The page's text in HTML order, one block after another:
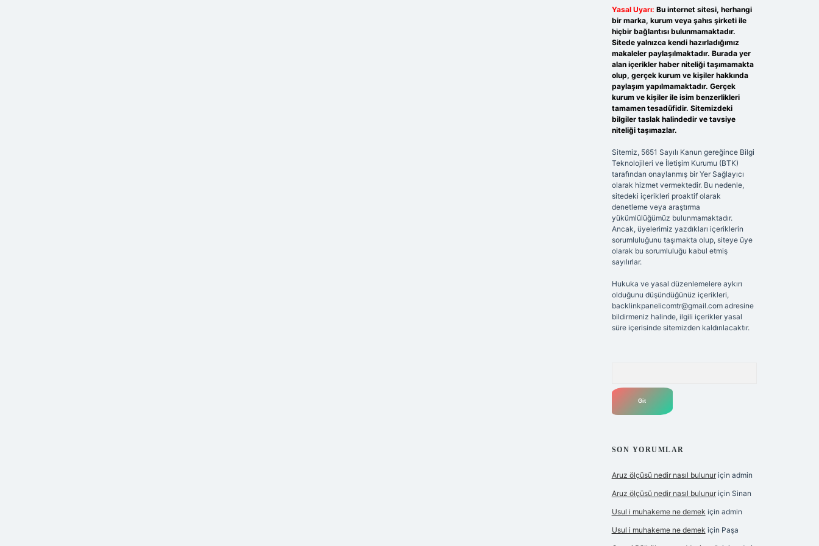
Yasal Uyarı: Bu internet sitesi, herhangi
bir marka, kurum veya şahıs şirketi ile
hiçbir bağlantısı bulunmamaktadır.
Sitede yalnızca kendi hazırladığımız
makaleler paylaşılmaktadır. Burada yer
alan içerikler haber niteliği taşımamakta
olup, gerçek kurum ve kişiler hakkında
paylaşım yapılmamaktadır. Gerçek
kurum ve kişiler ile isim benzerlikleri
tamamen tesadüfidir. Sitemizdeki
bilgiler taslak halindedir ve tavsiye
niteliği taşımazlar.
Sitemiz, 5651 Sayılı Kanun gereğince Bilgi
Teknolojileri ve İletişim Kurumu (BTK)
tarafından onaylanmış bir Yer Sağlayıcı
olarak hizmet vermektedir. Bu nedenle,
sitedeki içerikleri proaktif olarak
denetleme veya araştırma
yükümlülüğümüz bulunmamaktadır.
Ancak, üyelerimiz yazdıkları içeriklerin
sorumluluğunu taşımakta olup, siteye üye
olarak bu sorumluluğu kabul etmiş
sayılırlar.
Hukuka ve yasal düzenlemelere aykırı
olduğunu düşündüğünüz içerikleri,
backlinkpanelicomtr@gmail.comadresine
bildirmeniz halinde, ilgili içerikler yasal
süre içerisinde sitemizden kaldırılacaktır.
SON YORUMLAR
Aruz ölçüsü nedir nasıl bulunuriçin admin
Aruz ölçüsü nedir nasıl bulunuriçin Sinan
Usul i muhakeme ne demek için admin
Usul i muhakeme ne demek için Paşa